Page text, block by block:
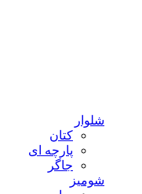
شلوار
کتان
پارچه ای
جاگر
شومیز